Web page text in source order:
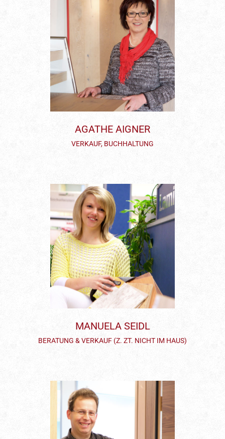
AGATHE AIGNER
VERKAUF, BUCHHALTUNG
MANUELA SEIDL
BERATUNG & VERKAUF (Z. ZT. NICHT IM HAUS)